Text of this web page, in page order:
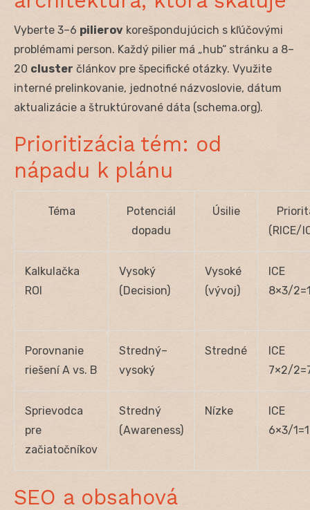
Vyberte 3–6 pilierov korešpondujúcich s kľúčovými
problémami person. Každý pilier má „hub“ stránku a 8–
20 cluster článkov pre špecifické otázky. Využite
interné prelinkovanie, jednotné názvoslovie, dátum
aktualizácie a štruktúrované dáta (schema.org).
Prioritizácia tém: od
nápadu k plánu
Téma
Potenciál
dopadu
Úsilie
(RICE/
Kalkulačka
ROI
Vysoký
(Decision)
Vysoké
(vývoj)
ICE
8×3/
Porovnanie
riešení A vs. B
Stredný–
vysoký
Stredné
ICE
7×2/
Sprievodca
pre
začiatočníkov
Stredný
(Awareness)
Nízke
ICE
6×3/
SEO a obsahová